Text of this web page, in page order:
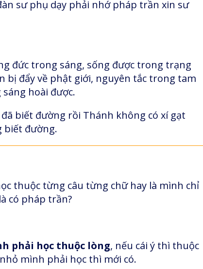
sư phụ dạy phải nhớ pháp trần xin sư
đức trong sáng, sống được trong trạng
đẩy về phật giới, nguyên tắc trong tam
hoài được.
biết đường rồi Thánh không có xí gạt
biết đường.
thuộc từng câu từng chữ hay là mình chỉ
có pháp trần?
phải học thuộc lòng, nếu cái ý thì thuộc
mình phải học thì mới có.